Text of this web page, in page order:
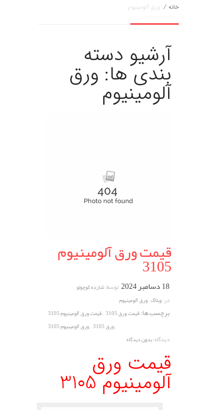
خانه / ورق آلومینیوم
آرشیو دسته
بندی ها: ورق
آلومینیوم
قیمت ورق آلومینیوم
3105
18 دسامبر 2024 توسط:شازده کوچولو
در:وبلاگ ,ورق آلومینیوم
برچسب ها:قیمت ورق 3105 ,قیمت ورق آلومینیوم 3105
,ورق 3105 ,ورق آلومینیوم 3105
دیدگاه:بدون دیدگاه
قیمت ورق
آلومینیوم 3105